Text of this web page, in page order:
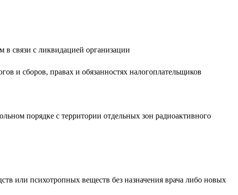
связи с ликвидацией организации
и сборов, правах и обязанностях налогоплательщиков
порядке с территории отдельных зон радиоактивного
или психотропных веществ без назначения врача либо новых